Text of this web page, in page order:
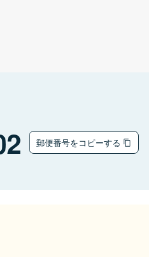
郵便番号をコピーする